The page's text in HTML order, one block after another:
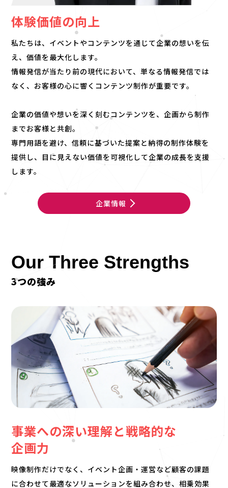
体験価値の向上
私たちは、イベントやコンテンツを通じて企業の想いを伝
え、価値を最大化します。
情報発信が当たり前の現代において、単なる情報発信では
なく、お客様の心に響くコンテンツ制作が重要です。
企業の価値や想いを深く刻むコンテンツを、企画から制作
までお客様と共創。
専門用語を避け、信頼に基づいた提案と納得の制作体験を
提供し、 目に見えない価値を可視化して企業の成長を支援
します。
企業情報
Our Three Strengths
3つの強み
事業への深い理解と戦略的な
企画力
映像制作だけでなく、イベント企画・運営など顧客の課題
に合わせて最適なソリューションを組み合わせ、相乗効果